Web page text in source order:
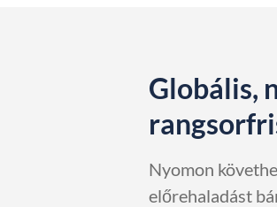
Globális,
Nyomon
előrehaladást